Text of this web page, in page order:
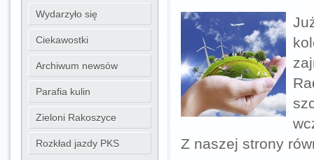
Z naszej strony
Wydarzyło się
Ciekawostki
Archiwum newsów
Parafia kulin
Zieloni Rakoszyce
Rozkład jazdy PKS